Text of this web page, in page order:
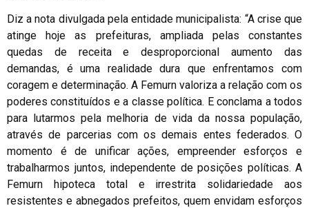
Diz a nota divulgada pela entidade municipalista: “A crise que
atinge hoje as prefeituras, ampliada pelas constantes
quedas de receita e desproporcional aumento das
demandas, é uma realidade dura que enfrentamos com
coragem e determinação. A Femurn valoriza a relação com os
poderes constituídos e a classe política. E conclama a todos
para lutarmos pela melhoria de vida da nossa população,
através de parcerias com os demais entes federados. O
momento é de unificar ações, empreender esforços e
trabalharmos juntos, independente de posições políticas. A
Femurn hipoteca total e irrestrita solidariedade aos
resistentes e abnegados prefeitos, quem envidam esforços